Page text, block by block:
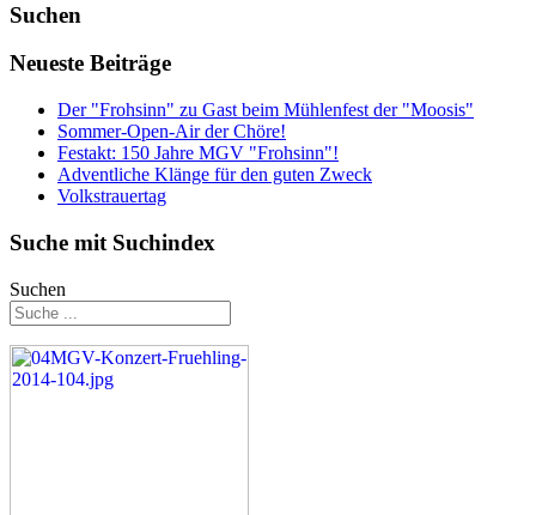
Suchen
Neueste Beiträge
Der "Frohsinn" zu Gast beim Mühlenfest der "Moosis"
Sommer-Open-Air der Chöre!
Festakt: 150 Jahre MGV "Frohsinn"!
Adventliche Klänge für den guten Zweck
Volkstrauertag
Suche mit Suchindex
Suchen